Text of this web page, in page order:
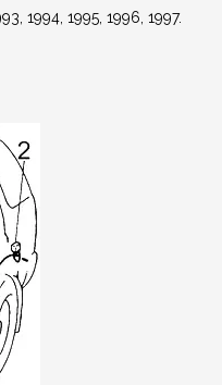
1994, 1995, 1996, 1997.